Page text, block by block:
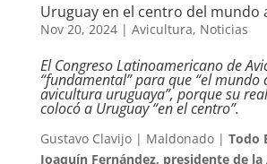
Uruguay en el centro del mundo
Nov 20, 2024| Avicultura, Noticias
El Congreso Latinoamericano de
“fundamental” para que “el mundo
avicultura uruguaya”, porque su
colocó a Uruguay “en el centro”.
Gustavo Clavijo | Maldonado | Todo
Joaquín Fernández, presidente de la